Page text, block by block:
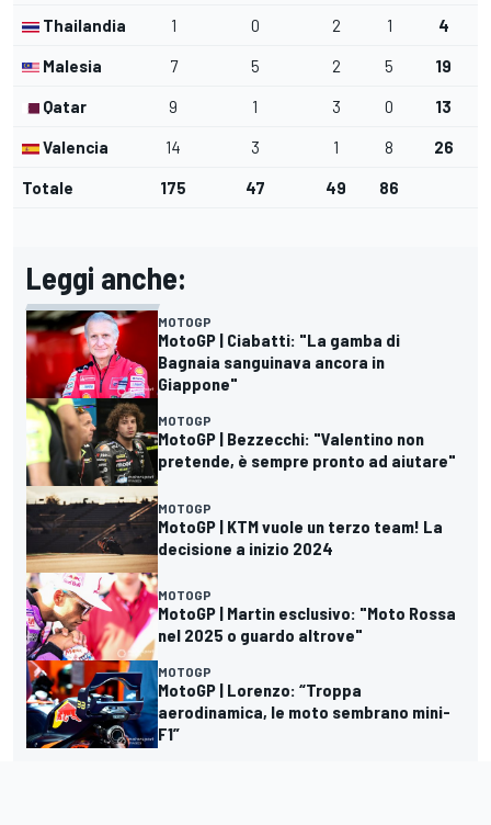
Thailandia 1 0 2 1 4
Malesia 7 5 2 5 19
Qatar 9 1 3 0 13
Valencia 14 3 1 8 26
Totale 175 47 49 86
Leggi anche:
MOTOGP
MotoGP | Ciabatti: "La gamba di
Bagnaia sanguinava ancora in
Giappone"
MOTOGP
MotoGP | Bezzecchi: "Valentino non
pretende, è sempre pronto ad aiutare"
MOTOGP
MotoGP | KTM vuole un terzo team! La
decisione a inizio 2024
MOTOGP
MotoGP | Martin esclusivo: "Moto Rossa
nel 2025 o guardo altrove"
MOTOGP
MotoGP | Lorenzo: “Troppa
aerodinamica, le moto sembrano mini-
F1”